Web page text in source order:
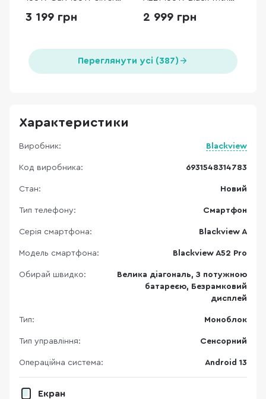
(B121BG41)
3 199 грн
100W (E0121B00)
2 999 грн
Переглянути усі (387)
Характеристики
Виробник: Blackview
Код виробника: 6931548314783
Стан: Новий
Тип телефону: Смартфон
Серія смартфона: Blackview A
Модель смартфона: Blackview A52 Pro
Обирай швидко:
Велика діагональ, З потужною
батареєю, Безрамковий
дисплей
Тип: Моноблок
Тип управління: Сенсорний
Операційна система: Android 13
Екран